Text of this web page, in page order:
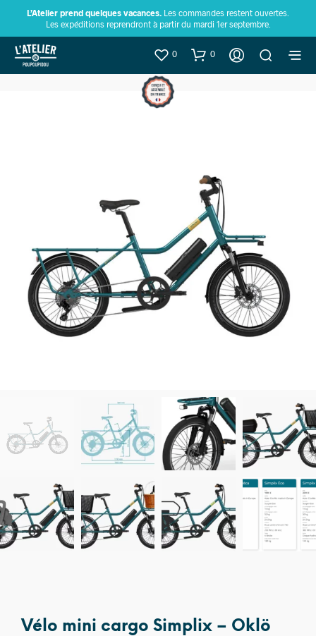
L’Atelier prend quelques vacances. Les commandes restent ouvertes.
Les expéditions reprendront à partir du mardi 1er septembre.
0 0
Vélo mini cargo Simplix – Oklö